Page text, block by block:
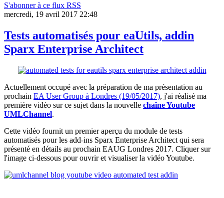
S'abonner à ce flux RSS
mercredi, 19 avril 2017 22:48
Tests automatisés pour eaUtils, addin
Sparx Enterprise Architect
Actuellement occupé avec la préparation de ma présentation au
prochain EA User Group à Londres (19/05/2017), j'ai réalisé ma
première vidéo sur ce sujet dans la nouvelle chaîne Youtube
UMLChannel.
Cette vidéo fournit un premier aperçu du module de tests
automatisés pour les add-ins Sparx Enterprise Architect qui sera
présenté en détails au prochain EAUG Londres 2017. Cliquer sur
l'image ci-dessous pour ouvrir et visualiser la vidéo Youtube.